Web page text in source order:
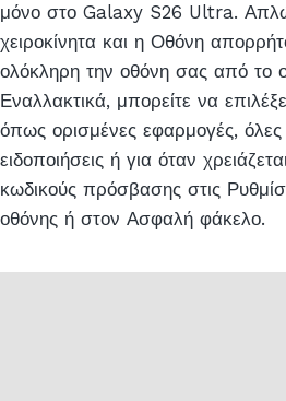
μόνο στο Galaxy S26 Ultra.
χειροκίνητα και η Οθόνη
ολόκληρη την οθόνη σας από το
Εναλλακτικά, μπορείτε να
όπως ορισμένες εφαρμογές, όλες
ειδοποιήσεις ή για όταν
κωδικούς πρόσβασης στις
οθόνης ή στον Ασφαλή φάκελο.